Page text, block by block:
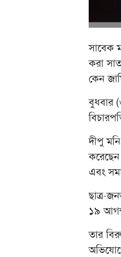
সাবেক
করা
কেন
বুধবার
দীপু
এবং
ছাত্র-
১৯
তার